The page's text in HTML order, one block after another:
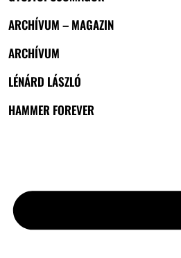
ARCHÍVUM – MAGAZIN
ARCHÍVUM
LÉNÁRD LÁSZLÓ
HAMMER FOREVER